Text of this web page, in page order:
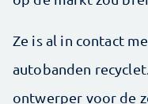
Ze is al in contact
autobanden
ontwerper voor de